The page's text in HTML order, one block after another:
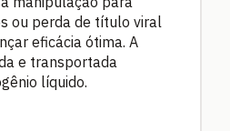
ou perda de título viral
eficácia ótima. A
e transportada
líquido.